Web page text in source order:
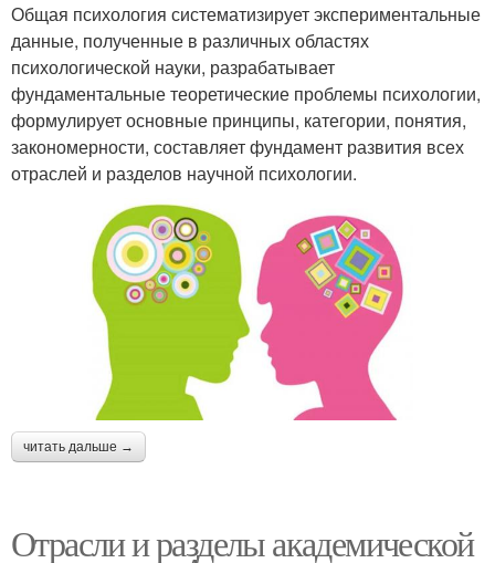
Общая психология систематизирует экспериментальные
данные, полученные в различных областях
психологической науки, разрабатывает
фундаментальные теоретические проблемы психологии,
формулирует основные принципы, категории, понятия,
закономерности, составляет фундамент развития всех
отраслей и разделов научной психологии.
читать дальше →
Отрасли и разделы академической